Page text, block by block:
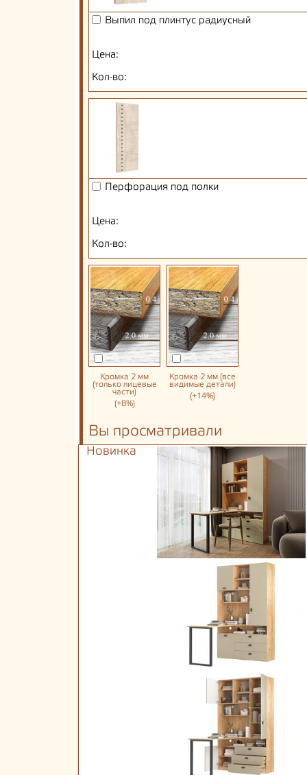
Выпил под плинтус радиусный
Цена:
Кол-во:
Перфорация под полки
Цена:
Кол-во:
Кромка 2 мм
(только лицевые
части)
(+8%)
Кромка 2 мм (все
видимые детали)
(+14%)
Вы просматривали
Новинка